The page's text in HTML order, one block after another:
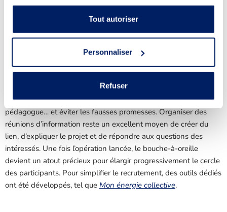
Tout autoriser
Personnaliser
Refuser
nouveaux métiers, méthodes et outils logiciels. Ainsi, 4
spécialistes du recrutement ont partagé leurs conseils et
expériences avec les porteurs de projets présents.
Premier enseignement : il n’y a pas qu’un seul discours, selon le
profil des consommateurs ciblés, les arguments doivent être
adaptés. Cependant, il faut toujours rester sincère, transparent,
pédagogue… et éviter les fausses promesses. Organiser des
réunions d’information reste un excellent moyen de créer du
lien, d’expliquer le projet et de répondre aux questions des
intéressés. Une fois l’opération lancée, le bouche-à-oreille
devient un atout précieux pour élargir progressivement le cercle
des participants. Pour simplifier le recrutement, des outils dédiés
ont été développés, tel que Mon énergie collective.